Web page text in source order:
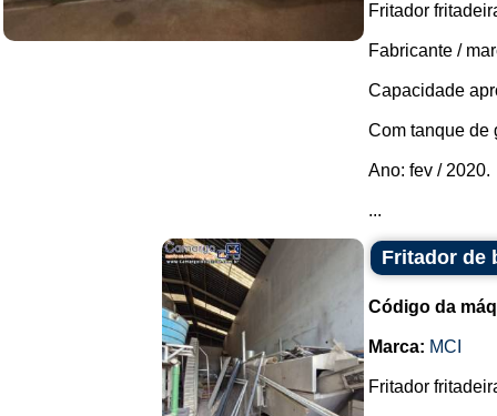
Fritador
Fabricante /
Capacidade
Com tanque de
Ano: fev / 2020.
...
Fritador de
Código da
Marca: MCI
Fritador